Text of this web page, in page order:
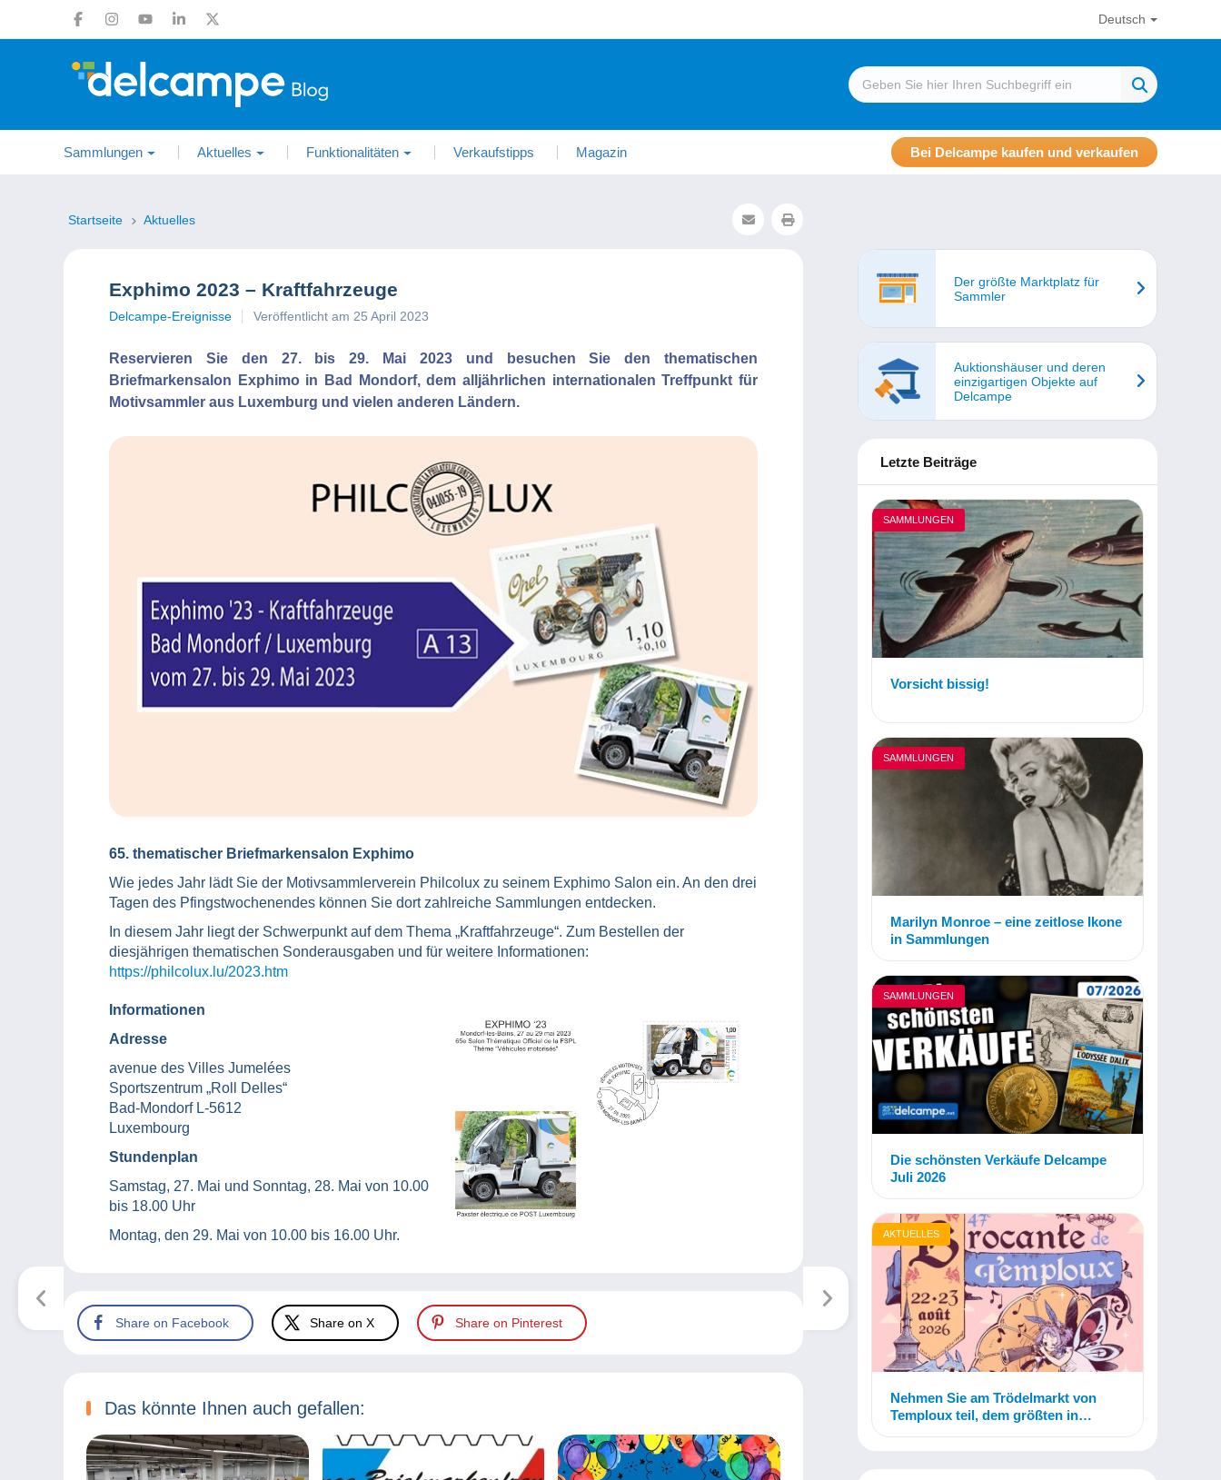
Deutsch
Sammlungen Aktuelles Funktionalitäten Verkaufstipps Magazin Bei Delcampe kaufen und verkaufen
Startseite Aktuelles
Exphimo 2023 – Kraftfahrzeuge
Delcampe-Ereignisse Veröffentlicht am 25 April 2023
Reservieren Sie den 27. bis 29. Mai 2023 und besuchen Sie den thematischen
Briefmarkensalon Exphimo in Bad Mondorf, dem alljährlichen internationalen Treffpunkt für
Motivsammler aus Luxemburg und vielen anderen Ländern.
65. thematischer Briefmarkensalon Exphimo
Wie jedes Jahr lädt Sie der Motivsammlerverein Philcolux zu seinem Exphimo Salon ein. An den drei
Tagen des Pfingstwochenendes können Sie dort zahlreiche Sammlungen entdecken.
In diesem Jahr liegt der Schwerpunkt auf dem Thema „Kraftfahrzeuge“. Zum Bestellen der
diesjährigen thematischen Sonderausgaben und für weitere Informationen:
https://philcolux.lu/2023.htm
Informationen
Adresse
avenue des Villes Jumelées
Sportszentrum „Roll Delles“
Bad-Mondorf L-5612
Luxembourg
Stundenplan
Samstag, 27. Mai und Sonntag, 28. Mai von 10.00
bis 18.00 Uhr
Montag, den 29. Mai von 10.00 bis 16.00 Uhr.
Share on Facebook Share on X Share on Pinterest
Das könnte Ihnen auch gefallen:
Der größte Marktplatz für
Sammler
Auktionshäuser und deren
einzigartigen Objekte auf
Delcampe
Letzte Beiträge
SAMMLUNGEN
Vorsicht bissig!
SAMMLUNGEN
Marilyn Monroe – eine zeitlose Ikone
in Sammlungen
SAMMLUNGEN
Die schönsten Verkäufe Delcampe
Juli 2026
AKTUELLES
Nehmen Sie am Trödelmarkt von
Temploux teil, dem größten in